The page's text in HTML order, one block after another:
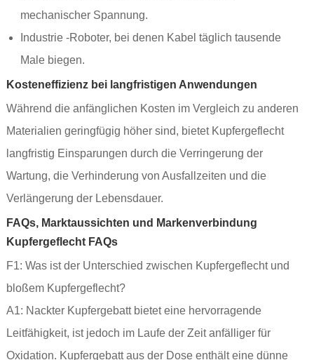
mechanischer Spannung.
Industrie -Roboter, bei denen Kabel täglich tausende
Male biegen.
Kosteneffizienz bei langfristigen Anwendungen
Während die anfänglichen Kosten im Vergleich zu anderen
Materialien geringfügig höher sind, bietet Kupfergeflecht
langfristig Einsparungen durch die Verringerung der
Wartung, die Verhinderung von Ausfallzeiten und die
Verlängerung der Lebensdauer.
FAQs, Marktaussichten und Markenverbindung
Kupfergeflecht FAQs
F1: Was ist der Unterschied zwischen Kupfergeflecht und
bloßem Kupfergeflecht?
A1: Nackter Kupfergebatt bietet eine hervorragende
Leitfähigkeit, ist jedoch im Laufe der Zeit anfälliger für
Oxidation. Kupfergebatt aus der Dose enthält eine dünne